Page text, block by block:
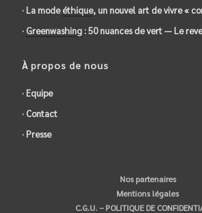
· La modeéthique, un nouvel art de vivre «
· Greenwashing : 50 nuances de vert — Le
À propos de nous
· Equipe
· Contact
· Presse
Nos partenaires
Mentions légales
C.G.U. – POLITIQUE DE